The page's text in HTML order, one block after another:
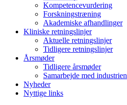
Kompetencevurdering
Forskningstræning
Akademiske afhandlinger
Kliniske retningslinjer
Aktuelle retningslinjer
Tidligere retningslinjer
Årsmøder
Tidligere årsmøder
Samarbejde med industrien
Nyheder
Nyttige links